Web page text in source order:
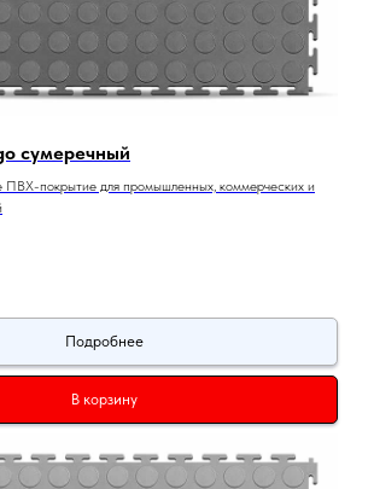
сумеречный
ПВХ-покрытие для промышленных, коммерческих и
Подробнее
В корзину